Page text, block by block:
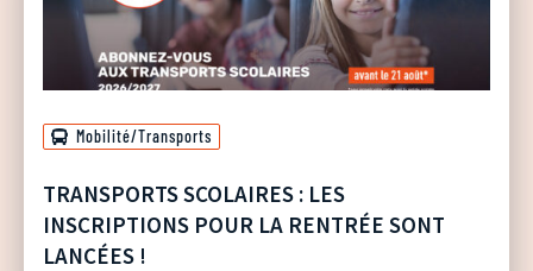
Mobilité/Transports
TRANSPORTS SCOLAIRES : LES
INSCRIPTIONS POUR LA RENTRÉE SONT
LANCÉES !